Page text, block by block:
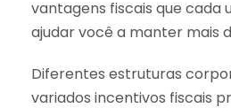
vantagens fiscais que cada
ajudar você a manter mais
Diferentes estruturas
variados incentivos fiscais